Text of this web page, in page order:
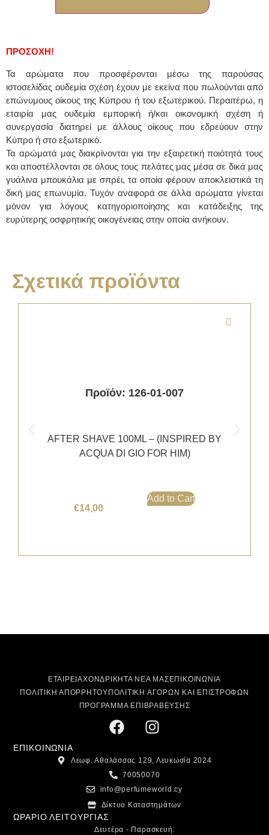
ΠΡΟΣΟΧΗ!
Τα αρώματα που προσφέρονται μέσω της παρούσας
ιστοσελίδας ουδεμία σχέση έχουν με εκείνα που πωλούνται από
επώνυμους οίκους της Κύπρου ή του εξωτερικού. Περαιτέρω, η
εταιρία μας ουδεμία εμπορική ή/και οικονομική σχέση ή
συνεργασία διατηρεί με άλλους οίκους που εδρεύουν στην
Κύπρο ή στο εξωτερικό.
Τα αρώματά μας διακρίνονται για την εξαιρετική ποιότητά τους
και αποστέλλονται σε όλους τους πελάτες μας μέσα σε δικά μας
γυάλινα μπουκάλια με σπρέι, τα οποία φέρουν αποκλειστικά τη
δική μας επωνυμία. Τυχόν αναφορά σε άλλα αρώματα γίνεται
μόνον για λόγους κατηγοριοποίησης και κατάδειξης της
ευρύτερης οσφρητικής οικογένειας στην οποία ανήκουν.
Σχετικά προϊόντα
Προϊόν: 126-01-007
AFTER SHAVE 100ML – (INSPIRED BY
ACQUA DI GIO FOR HIM)
€14,00
Add to Cart
ΕΤΑΙΡΕΙΑΧΟΝΔΡΙΚΗΤΑ ΝΕΑ ΜΑΣΕΠΙΚΟΙΝΩΝΙΑ
ΠΟΛΙΤΙΚΗ ΑΠΟΡΡΗΤΟΥΠΟΛΙΤΙΚΗ ΑΓΟΡΩΝ ΚΑΙ ΕΠΙΣΤΡΟΦΩΝ
ΠΡΟΓΡΑΜΜΑ ΕΠΙΒΡΑΒΕΥΣΗΣ
ΕΠΙΚΟΙΝΩΝΙΑ
Λεωφ. Αθαλάσσας 129, Λευκωσία 2024
70050070
info@perfumeworld.cy
Δίκτυο Καταστημάτων
ΩΡΑΡΙΟ ΛΕΙΤΟΥΡΓΙΑΣ
Δευτέρα - Παρασκευή: